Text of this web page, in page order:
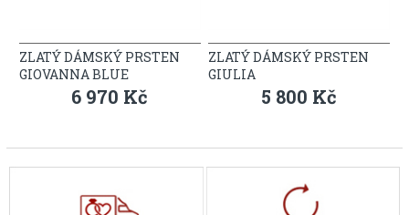
ZLATÝ DÁMSKÝ PRSTEN
GIOVANNA BLUE
6 970 Kč
ZLATÝ DÁMSKÝ PRSTEN
GIULIA
5 800 Kč